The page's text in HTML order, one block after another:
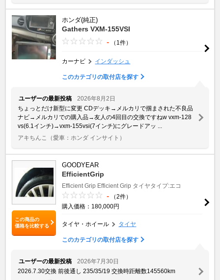
ホンダ(純正)
Gathers VXM-155VSI
- （1件）
カーナビ インダッシュ
このカテゴリの取付店を探す
ユーザーの最新投稿
2026年8月2日
ちょっとだけ新型に変更 CDデッキ→メルカリで掴まされた不良品
ナビ→メルカリでの購入品→友人の4回目の交換ですねw vxm-128
vs(6.1インチ)→vxm-155vsi(7インチ)にグレードアッ ...
アキちんこ
（愛車：ホンダ インサイト）
この商品の
価格を比較する
GOODYEAR
EfficientGrip
Efficient Grip Efficient Grip タイヤタイプ:エコ
-
（2件）
購入価格：180,000円
タイヤ・ホイール タイヤ
このカテゴリの取付店を探す
ユーザーの最新投稿
2026年7月30日
2026.7.30交換 前後通し 235/35/19 交換時距離数145560km